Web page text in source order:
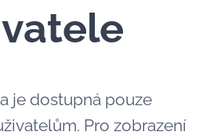
je dostupná pouze
Pro zobrazení